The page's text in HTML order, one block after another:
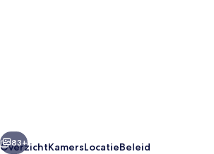
Volgende
83+
OverzichtKamersLocatieBeleid